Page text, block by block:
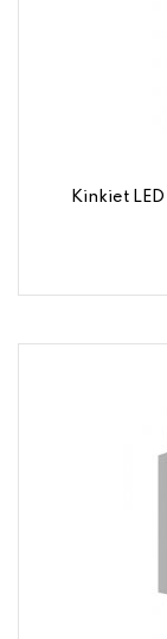
Kinkiet